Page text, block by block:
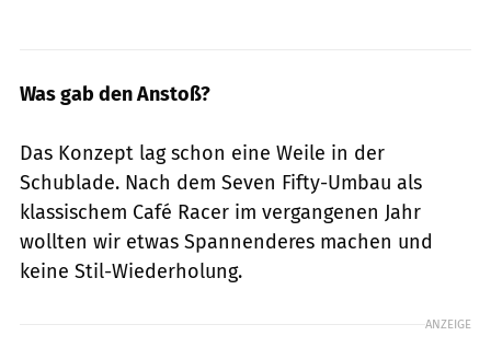
Was gab den Anstoß?
Das Konzept lag schon eine Weile in der
Schublade. Nach dem Seven Fifty-Umbau als
klassischem Café Racer im vergangenen Jahr
wollten wir etwas Spannenderes ­machen und
keine ­Stil-Wiederholung.
ANZEIGE